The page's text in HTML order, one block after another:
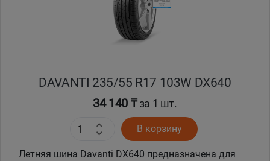
DAVANTI 235/55 R17 103W DX640
34 140 ₸за 1 шт.
В корзину
Летняя шина Davanti DX640 предназначена для